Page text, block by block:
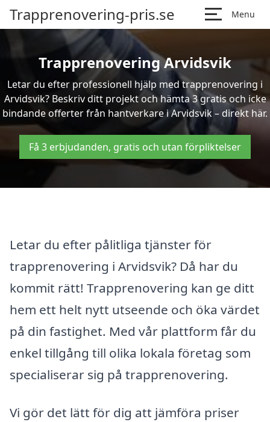
Trapprenovering-pris.se Menu
Trapprenovering Arvidsvik
Letar du efter professionell hjälp med trapprenovering i
Arvidsvik? Beskriv ditt projekt och hämta 3 gratis och icke
bindande offerter från hantverkare i Arvidsvik – direkt här.
Få 3 erbjudanden, gratis och utan förpliktelser
Letar du efter pålitliga tjänster för
trapprenovering i Arvidsvik? Då har du
kommit rätt! Trapprenovering kan ge ditt
hem ett helt nytt utseende och öka värdet
på din fastighet. Med vår plattform får du
enkel tillgång till olika lokala företag som
specialiserar sig på trapprenovering.
Vi gör det lätt för dig att jämföra priser